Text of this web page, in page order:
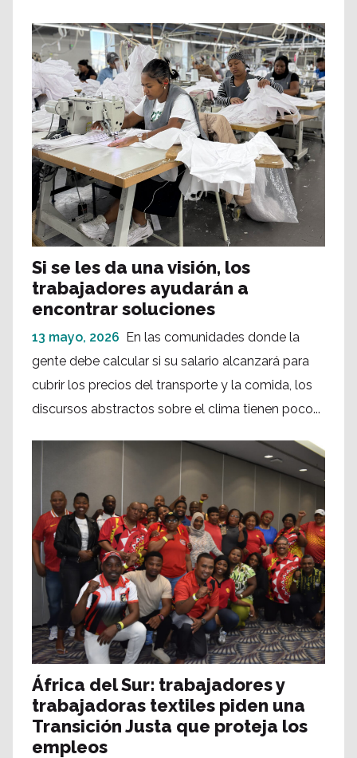
Si se les da una visión, los
trabajadores ayudarán a
encontrar soluciones
13 mayo, 2026 En las comunidades donde la
gente debe calcular si su salario alcanzará para
cubrir los precios del transporte y la comida, los
discursos abstractos sobre el clima tienen poco...
África del Sur: trabajadores y
trabajadoras textiles piden una
Transición Justa que proteja los
empleos